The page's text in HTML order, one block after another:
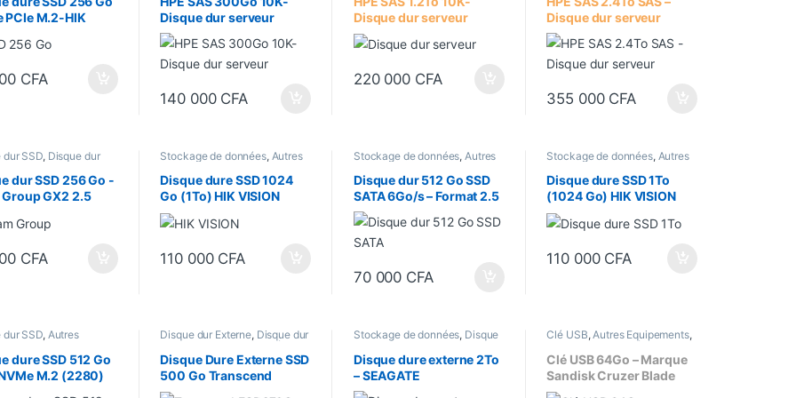
PCIe M.2-HIK
CFA
Disque dur serveur
140 000 CFA
Disque dur serveur
220 000 CFA
Disque dur serveur
355 000 CFA
dur SSD, Disque dur
Stockage de données
dur SSD 256 Go -
Group GX2 2.5
CFA
Stockage de données, Autres
accessoires
Equipements,Disque dur SSD
Disque dure SSD 1024
Go (1To) HIK VISION
E100 2.5″ SATA 6Go/s
110 000 CFA
Stockage de données, Autres
accessoires
Equipements, Disque dur SSD
Disque dur 512 Go SSD
SATA 6Go/s – Format 2.5
Pouces
70 000 CFA
Stockage de données, Autres
accessoires
Equipements,Disque dur
Interne,Disque dur SSD
Disque dure SSD 1To
(1024 Go) HIK VISION
PCIe NVMe M.2 (2280)
110 000 CFA
dur SSD, Autres
,Disque dur
,Stockage de données
dure SSD 512 Go
M.2 (2280)
Disque dur Externe, Disque dur
SSD
Stockage de données
Disque Dure Externe SSD
500 Go Transcend
ESD270C USB 3.1 Type-
Stockage de données, Disque
dur Externe
Disque dure externe 2To
– SEAGATE
Clé USB,Autres Equipements,
Stockage de données
Clé USB 64Go – Marque
Sandisk Cruzer Blade
USB 2.0 Flash Drive